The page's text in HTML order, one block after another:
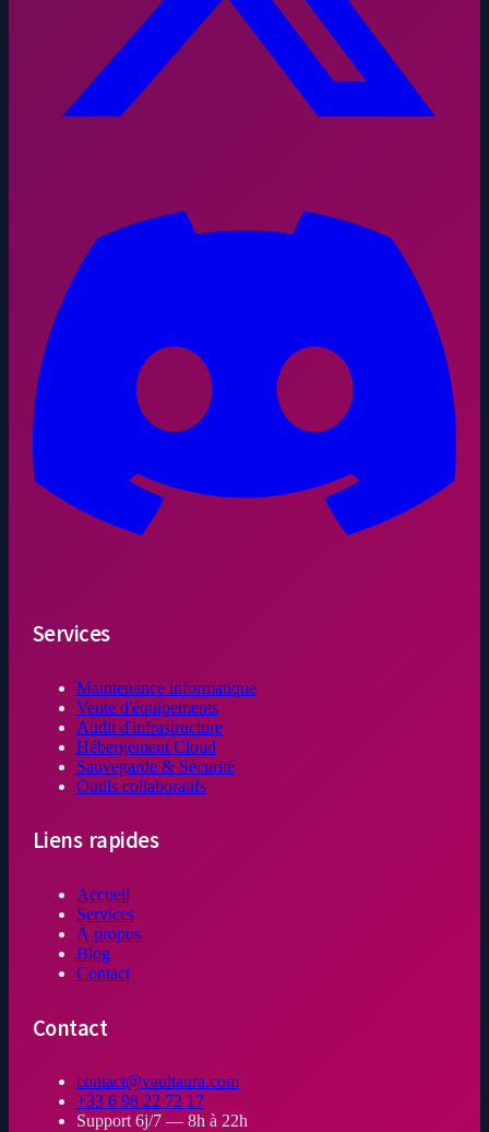
Services
Maintenance informatique
Vente d'équipements
Audit d'infrastructure
Hébergement Cloud
Sauvegarde & Sécurité
Outils collaboratifs
Liens rapides
Accueil
Services
À propos
Blog
Contact
Contact
contact@vaultaura.com
+33 6 98 22 72 17
Support 6j/7 — 8h à 22h